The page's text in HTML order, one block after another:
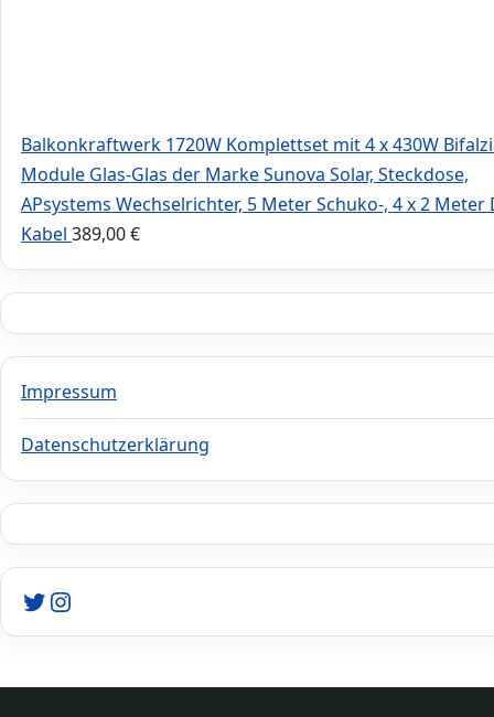
Balkonkraftwerk 1720W Komplettset mit 4 x 430W
Module Glas-Glas der Marke Sunova Solar, Steckdose,
APsystems Wechselrichter, 5 Meter Schuko-, 4 x 2 Meter
Kabel 389,00€
Impressum
Datenschutzerklärung
Twitter
Instagram